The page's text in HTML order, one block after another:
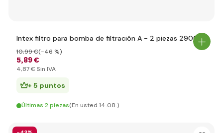
Intex filtro para bomba de filtración A - 2 piezas 29002
5,89 €
10,99 €(-46 %)
4,87 € Sin IVA
+ 5 puntos
Últimas 2 piezas(En usted 14.08.)